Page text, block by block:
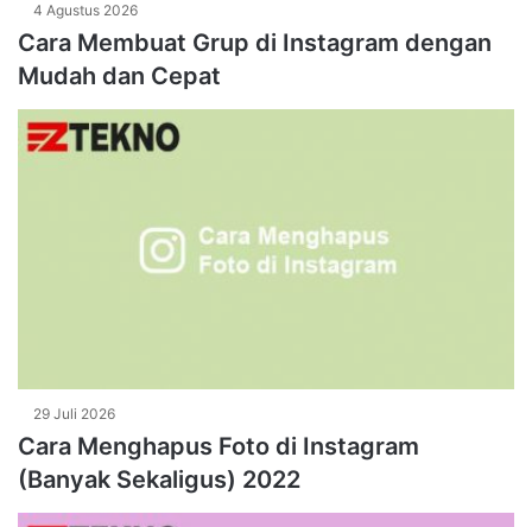
4 Agustus 2026
Cara Membuat Grup di Instagram dengan
Mudah dan Cepat
29 Juli 2026
Cara Menghapus Foto di Instagram
(Banyak Sekaligus) 2022